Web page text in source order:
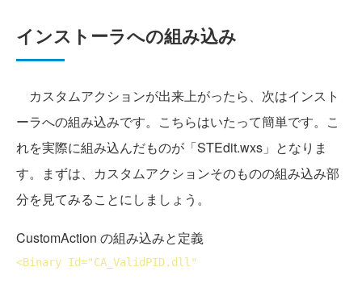
インストーラへの組み込み
カスタムアクションが出来上がったら、次はインスト
ーラへの組み込みです。こちらはいたって簡単です。こ
れを実際に組み込んだものが「STEdit.wxs」となりま
す。まずは、カスタムアクションそのものの組み込み部
分を見てみることにしましょう。
CustomAction の組み込みと定義
<Binary Id="CA_ValidPID.dll"